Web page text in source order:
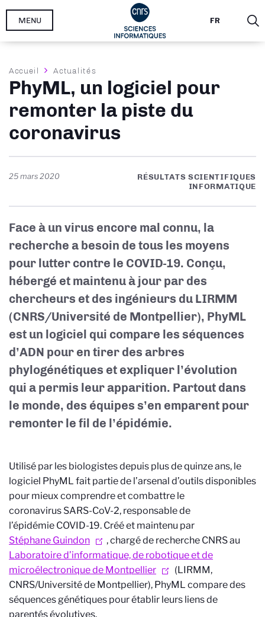
Aller
FR
MENU
Fil
d'Ariane
Accueil Actualités
PhyML, un logiciel pour
remonter la piste du
coronavirus
25 mars 2020
RÉSULTATS SCIENTIFIQUES
INFORMATIQUE
Face à un virus encore mal connu, la
recherche a besoin de tous les moyens
pour lutter contre le COVID-19. Conçu,
hébergé et maintenu à jour par des
chercheurs et des ingénieurs du LIRMM
(CNRS/Université de Montpellier), PhyML
est un logiciel qui compare les séquences
d’ADN pour en tirer des arbres
phylogénétiques et expliquer l’évolution
qui a permis leur apparition. Partout dans
le monde, des équipes s’en emparent pour
remonter le fil de l’épidémie.
Utilisé par les biologistes depuis plus de quinze ans, le
logiciel PhyML fait partie de l’arsenal d’outils disponibles
pour mieux comprendre et combattre le
coronavirus SARS-CoV-2, responsable de
l’épidémie COVID-19. Créé et maintenu par
Stéphane Guindon
, chargé de recherche CNRS au
Laboratoire d’informatique, de robotique et de
microélectronique de Montpellier
(LIRMM,
CNRS/Université de Montpellier), PhyML compare des
séquences génétiques pour établir leurs liens de
parentés évolutives.